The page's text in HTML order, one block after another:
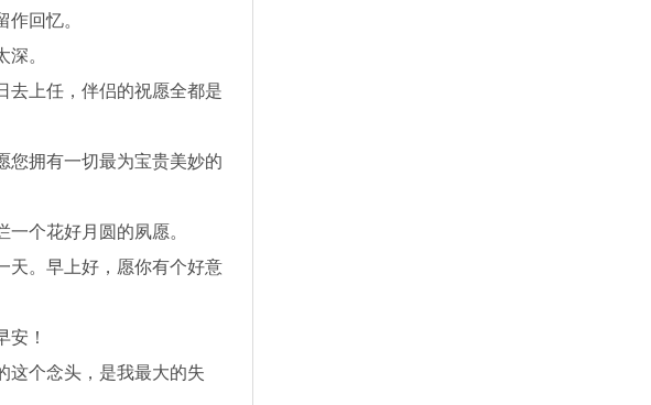
回忆。
。
去上任，伴侣的祝愿全都是
您拥有一切最为宝贵美妙的
个花好月圆的夙愿。
天。早上好，愿你有个好意
安！
这个念头，是我最大的失